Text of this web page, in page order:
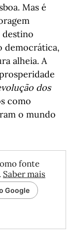
Mas é
destino
democrática,
alheia. A
dos
como
o mundo
fonte
Saber mais
Google